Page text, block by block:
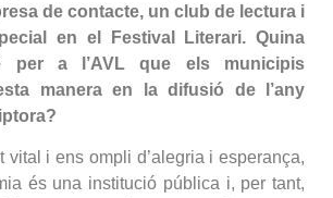
de contacte, un club de lectura i
en el Festival Literari. Quina
per a l’AVL que els municipis
manera en la difusió de l’any
vital i ens ompli d’alegria i esperança,
és una institució pública i, per tant,